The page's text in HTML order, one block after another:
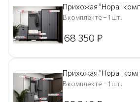
Прихожая "Нора"
В комплекте – 1 шт.
68 350 ₽
Прихожая "Нора"
В комплекте – 1 шт.